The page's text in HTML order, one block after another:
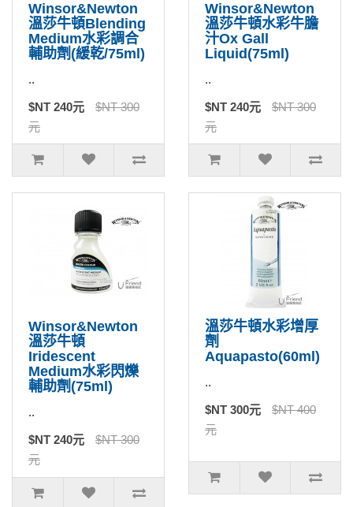
Winsor&Newton
溫莎牛頓Blending
Medium水彩調合
輔助劑(緩乾/75ml)
..
$NT 240元
$NT 300
元
Winsor&Newton
溫莎牛頓水彩牛膽
汁Ox Gall
Liquid(75ml)
..
$NT 240元
$NT 300
元
Winsor&Newton
溫莎牛頓
Iridescent
Medium水彩閃爍
輔助劑(75ml)
..
$NT 240元
$NT 300
元
溫莎牛頓水彩增厚
劑
Aquapasto(60ml)
..
$NT 300元
$NT 400
元